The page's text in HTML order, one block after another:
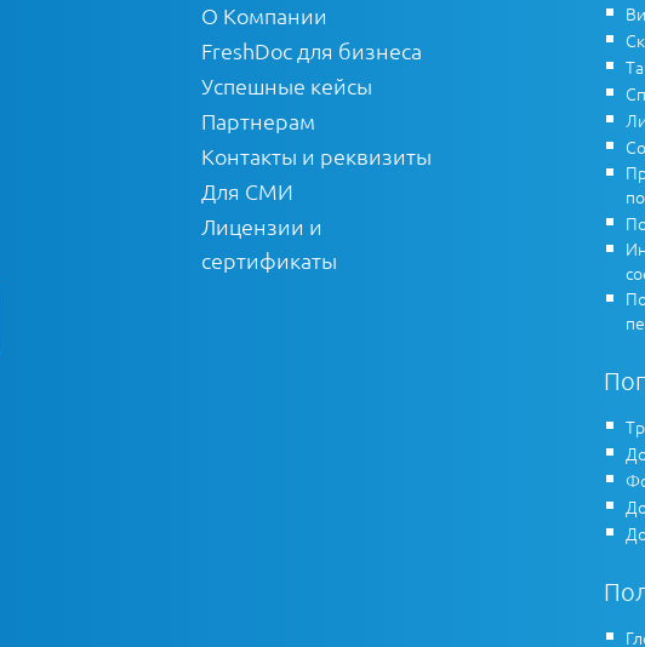
О Компании
FreshDoc для бизнеса
Успешные кейсы
Партнерам
Контакты и реквизиты
Для СМИ
Лицензии и
сертификаты